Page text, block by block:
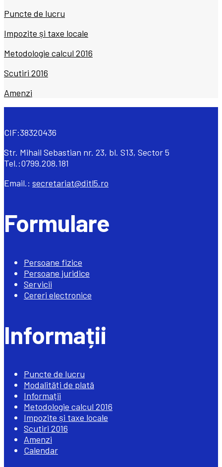
Puncte de lucru
Impozite și taxe locale
Metodologie calcul 2016
Scutiri 2016
Amenzi
CIF:38320436
Str. Mihail Sebastian nr. 23, bl. S13, Sector 5
Tel.:0799.208.181
Email.: secretariat@ditl5.ro
Formulare
Persoane fizice
Persoane juridice
Servicii
Cereri electronice
Informații
Puncte de lucru
Modalități de plată
Informații
Metodologie calcul 2016
Impozite și taxe locale
Scutiri 2016
Amenzi
Calendar